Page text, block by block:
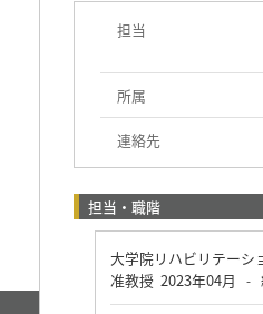
担当
所属
連絡先
担当・職階
大学院リハビリテーシ
准教授 2023年04月 -